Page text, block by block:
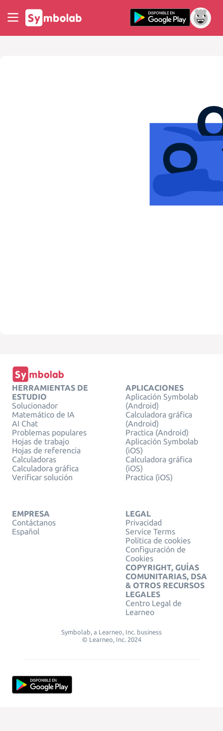
HERRAMIENTAS DE
ESTUDIO
Solucionador
Matemático de IA
AI Chat
Problemas populares
Hojas de trabajo
Hojas de referencia
Calculadoras
Calculadora gráfica
Verificar solución
APLICACIONES
Aplicación Symbolab
(Android)
Calculadora gráfica
(Android)
Practica (Android)
Aplicación Symbolab
(iOS)
Calculadora gráfica
(iOS)
Practica (iOS)
EMPRESA
Contáctanos
Español
LEGAL
Privacidad
Service Terms
Política de cookies
Configuración de
Cookies
COPYRIGHT, GUÍAS
COMUNITARIAS, DSA
& OTROS RECURSOS
LEGALES
Centro Legal de
Learneo
Symbolab, a Learneo, Inc. business
© Learneo, Inc. 2024